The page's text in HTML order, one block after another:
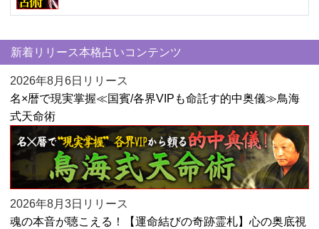
新着リリース本格占いコンテンツ
2026年8月6日リリース
名×暦で現実掌握≪国賓/各界VIPも命託す的中奥儀≫鳥海
式天命術
2026年8月3日リリース
魂の本音が聴こえる！【運命結びの奇跡霊札】心の奥底視